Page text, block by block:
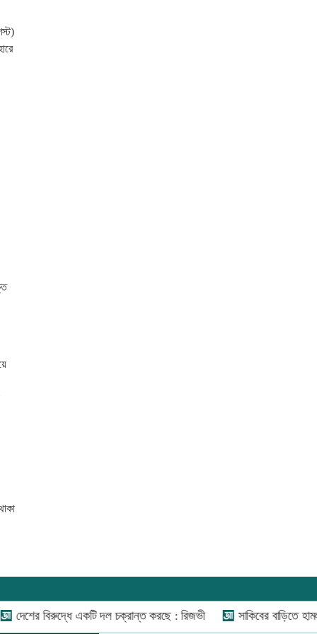
যোগাযোগ:০২-৫৫১১১৬৬০,০১৬০০৩৪৪৩৭০-৭১,
নিউজ রুম:০১৬০০৩৪৪৩৭২,
একটি দল চক্রান্ত করছে : রিজভী সাকিবের বাড়িতে হামলার পর